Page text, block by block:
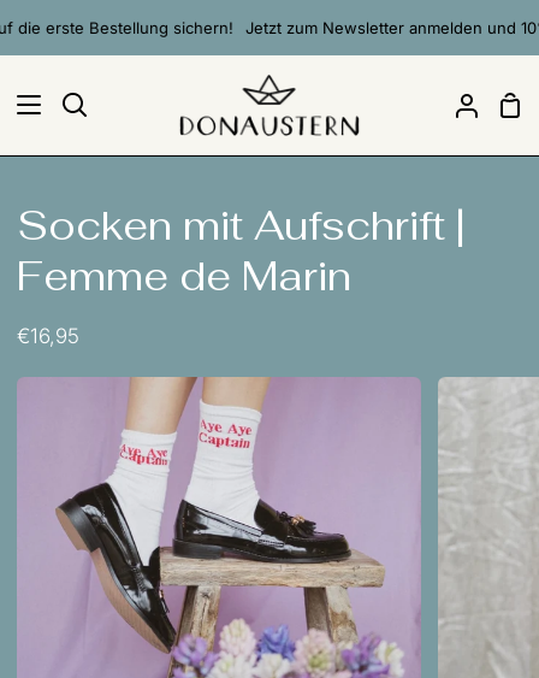
erste Bestellung sichern! Jetzt zum Newsletter anmelden und
Suchen
Mein
Socken mit Aufschrift |
Femme de Marin
€16,95